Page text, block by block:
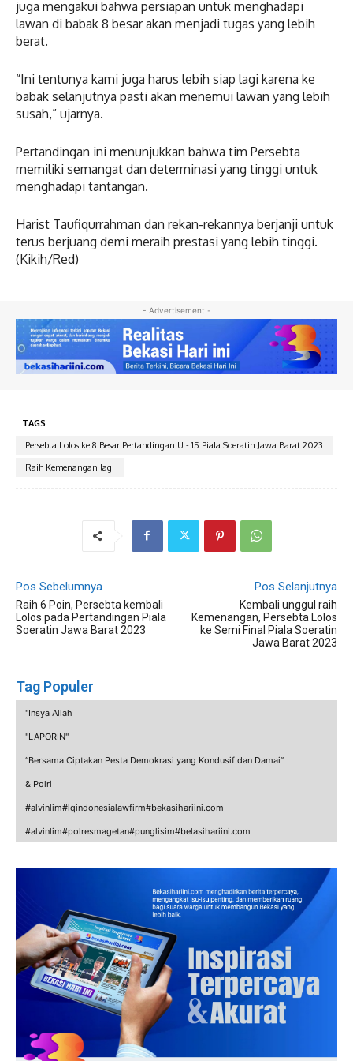
juga mengakui bahwa persiapan untuk menghadapi
lawan di babak 8 besar akan menjadi tugas yang lebih
berat.
“Ini tentunya kami juga harus lebih siap lagi karena ke
babak selanjutnya pasti akan menemui lawan yang lebih
susah,” ujarnya.
Pertandingan ini menunjukkan bahwa tim Persebta
memiliki semangat dan determinasi yang tinggi untuk
menghadapi tantangan.
Harist Taufiqurrahman dan rekan-rekannya berjanji untuk
terus berjuang demi meraih prestasi yang lebih tinggi.
(Kikih/Red)
- Advertisement -
TAGS
Persebta Lolos ke 8 Besar Pertandingan U - 15 Piala Soeratin Jawa Barat 2023
Raih Kemenangan lagi
Pos Sebelumnya
Raih 6 Poin, Persebta kembali
Lolos pada Pertandingan Piala
Soeratin Jawa Barat 2023
Pos Selanjutnya
Kembali unggul raih
Kemenangan, Persebta Lolos
ke Semi Final Piala Soeratin
Jawa Barat 2023
Tag Populer
"Insya Allah
"LAPORIN"
“Bersama Ciptakan Pesta Demokrasi yang Kondusif dan Damai”
& Polri
#alvinlim#lqindonesialawfirm#bekasihariini.com
#alvinlim#polresmagetan#punglisim#belasihariini.com